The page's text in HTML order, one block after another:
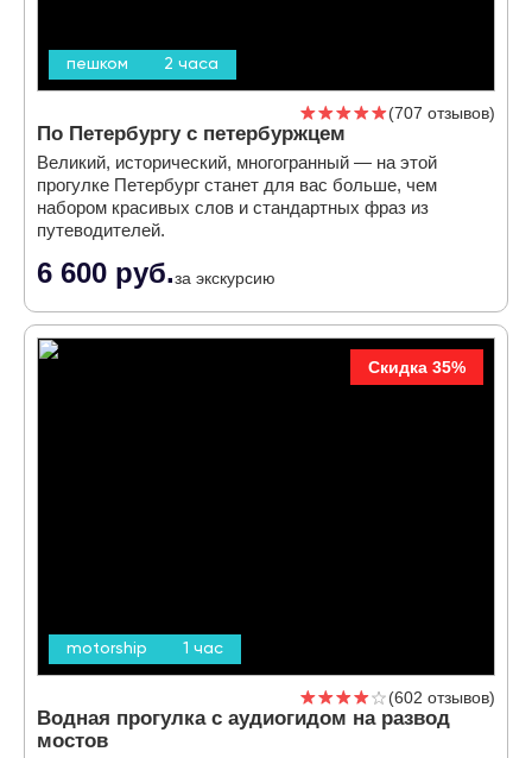
пешком 2 часа
707 отзывов
По Петербургу с петербуржцем
Великий, исторический, многогранный — на этой
прогулке Петербург станет для вас больше, чем
набором красивых слов и стандартных фраз из
путеводителей.
6 600 руб.за экскурсию
motorship 1 час
Скидка 35%
602 отзывов
Водная прогулка с аудиогидом на развод
мостов